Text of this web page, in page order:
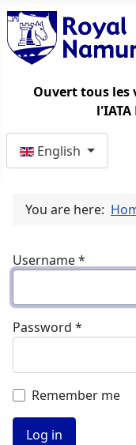
Ouvert tous les
English
You are here:
Username*
Password *
Remember me
Log in